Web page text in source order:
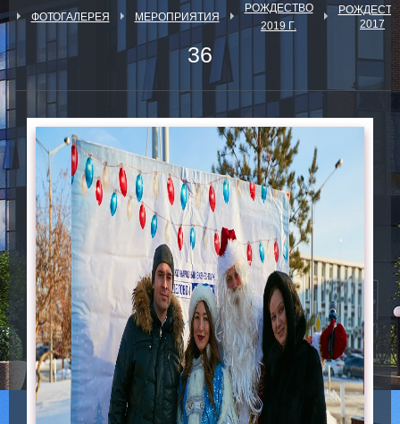
ФОТОГАЛЕРЕЯ МЕРОПРИЯТИЯ
РОЖДЕСТВО
2019 Г.
2017
36